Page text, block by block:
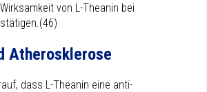
von L-Theanin bei
Atherosklerose
dass L-Theanin eine anti-